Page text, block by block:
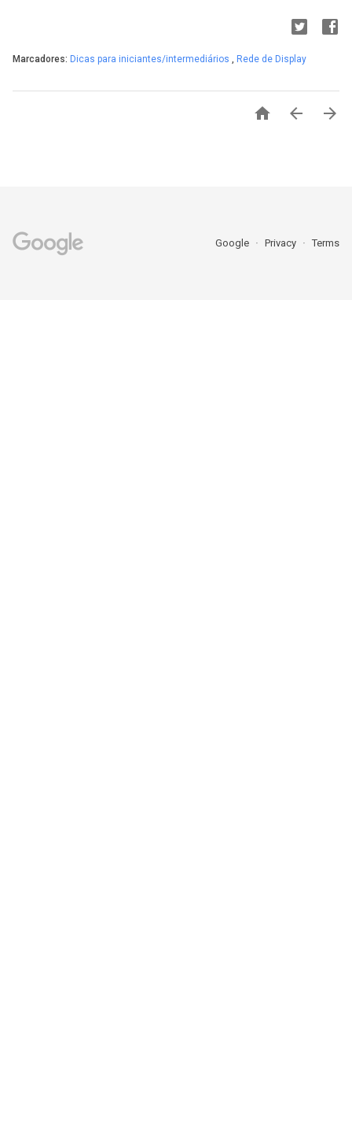
Marcadores: Dicas para iniciantes/intermediários , Rede de Display
  
Google Privacy Terms